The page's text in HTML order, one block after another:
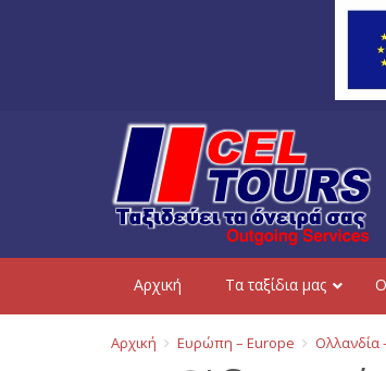
Aρχική Τα ταξίδια μας
Αρχική Ευρώπη – Europe Ολλανδία